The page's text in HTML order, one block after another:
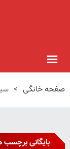
صفحه خانگی >
بایگانی